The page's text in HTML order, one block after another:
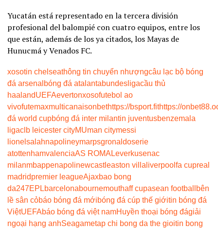
Yucatán está representado en la tercera división
profesional del balompié con cuatro equipos, entre los
que están, además de los ya citados, los Mayas de
Hunucmá y Venados FC.
xosotin chelseathông tin chuyển nhượngcâu lạc bộ bóng
đá arsenal bóng đá atalantabundesligacầu thủ
haalandUEFAevertonxosofutebol ao
vivofutemaxmulticanaisonbethttps://bsport.fithttps://
đá world cupbóng đá inter milantin juventusbenzema la
ligaclb leicester cityMUman citymessi
lionel salahnapolineymarpsgronaldoserie
atottenhamvalenciaAS ROMA Leverkusenac
milanmbappenapolinewcastleaston villa liverpool fa cupreal
madridpremier leagueAjaxbao bong
da247EPLbarcelonabournemouthaff cupasean football
bên
lề sân cỏbáo bóng đá mớibóng đá cúp thế giớitin bóng đá
ViệtUEFAbáo bóng đá việt namHuyền thoại bóng đágiải
ngoại hạng anhSeagametap chi bong da the gioitin bong